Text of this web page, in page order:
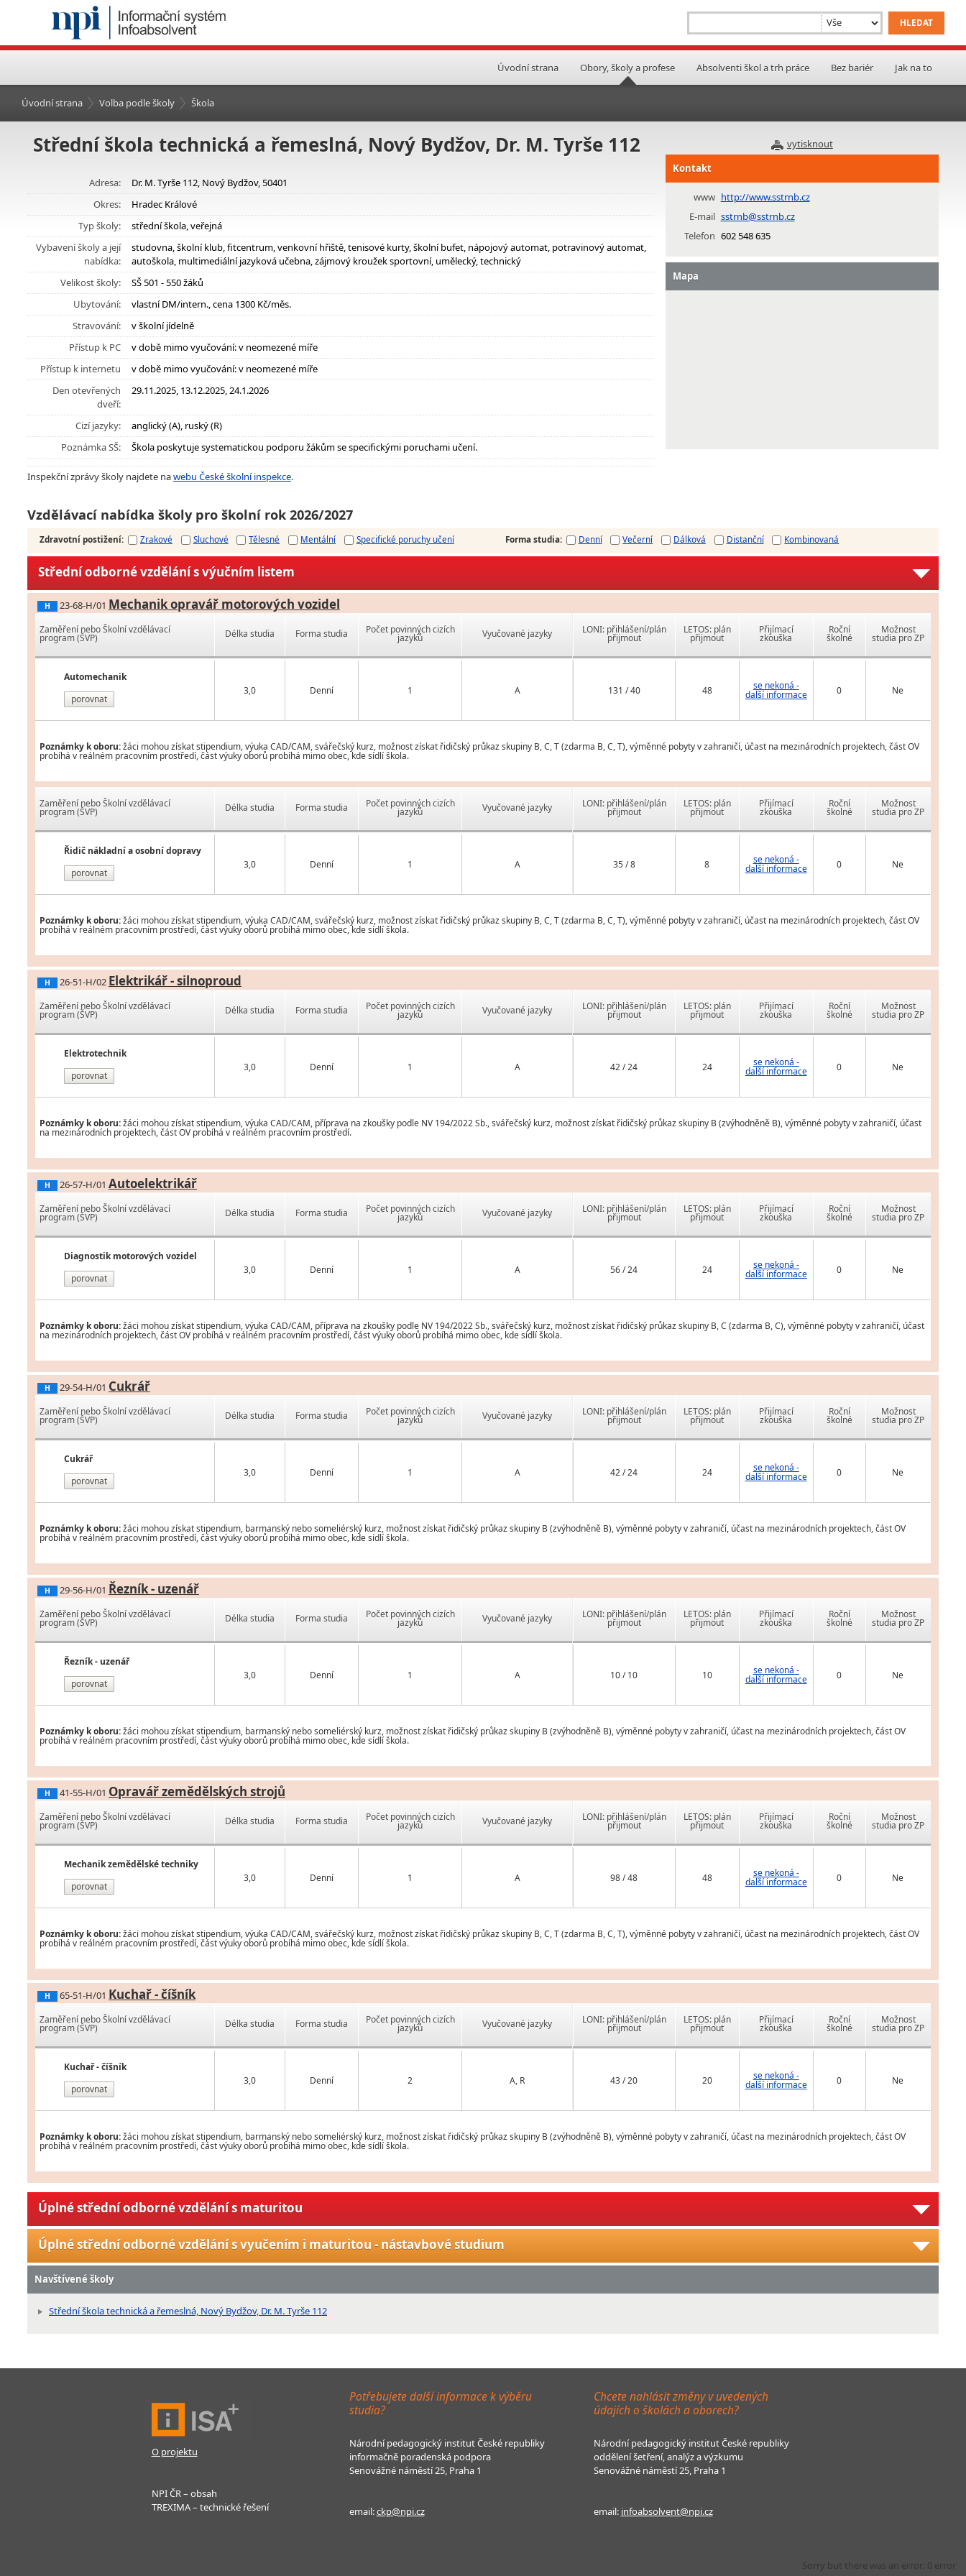
Úvodní strana Obory, školy a profese Absolventi škol a trh práce Bez bariér Jak na to
Úvodní strana Volba podle školy Škola
vytisknout
Střední škola technická a řemeslná, Nový Bydžov, Dr. M. Tyrše 112
Adresa:
Dr. M. Tyrše 112, Nový Bydžov, 50401
Okres:
Hradec Králové
Typ školy:
střední škola, veřejná
Vybavení školy a její
nabídka:
studovna, školní klub, fitcentrum, venkovní hřiště, tenisové kurty, školní bufet, nápojový automat, potravinový automat,
autoškola, multimediální jazyková učebna, zájmový kroužek sportovní, umělecký, technický
Velikost školy:
SŠ 501 - 550 žáků
Ubytování:
vlastní DM/intern., cena 1300 Kč/měs.
Stravování:
v školní jídelně
Přístup k PC
v době mimo vyučování: v neomezené míře
Přístup k internetu
v době mimo vyučování: v neomezené míře
Den otevřených
dveří:
29.11.2025, 13.12.2025, 24.1.2026
Cizí jazyky:
anglický (A), ruský (R)
Poznámka SŠ:
Škola poskytuje systematickou podporu žákům se specifickými poruchami učení.
Inspekční zprávy školy najdete nawebu České školní inspekce.
Kontakt
www http://www.sstrnb.cz
E-mail sstrnb@sstrnb.cz
Telefon 602 548 635
Mapa
Vzdělávací nabídka školy pro školní rok 2026/2027
Zdravotní postižení: Zrakové Sluchové Tělesné Mentální Specifické poruchy učení Forma studia: Denní Večerní Dálková Distanční Kombinovaná
Střední odborné vzdělání s výučním listem
H 23-68-H/01 Mechanik opravář motorových vozidel
Zaměření nebo Školní vzdělávací
program (ŠVP)
Automechanik
porovnat
Délka studia Forma studia Počet povinných cizích
jazyků Vyučované jazyky
3,0 Denní 1 A
LONI: přihlášení/plán
přijmout
LETOS: plán
přijmout
Přijímací
zkouška
Roční
školné
Možnost
studia pro ZP
131 / 40 48 se nekoná -
další informace 0 Ne
Poznámky k oboru:žáci mohou získat stipendium, výuka CAD/CAM, svářečský kurz, možnost získat řidičský průkaz skupiny B, C, T (zdarma B, C, T), výměnné pobyty v zahraničí, účast na mezinárodních projektech, část OV
probíhá v reálném pracovním prostředí, část výuky oborů probíhá mimo obec, kde sídlí škola.
Zaměření nebo Školní vzdělávací
program (ŠVP)
Řidič nákladní a osobní dopravy
porovnat
Délka studia Forma studia Počet povinných cizích
jazyků Vyučované jazyky
3,0 Denní 1 A
LONI: přihlášení/plán
přijmout
LETOS: plán
přijmout
Přijímací
zkouška
Roční
školné
Možnost
studia pro ZP
35 / 8 8 se nekoná -
další informace 0 Ne
Poznámky k oboru:žáci mohou získat stipendium, výuka CAD/CAM, svářečský kurz, možnost získat řidičský průkaz skupiny B, C, T (zdarma B, C, T), výměnné pobyty v zahraničí, účast na mezinárodních projektech, část OV
probíhá v reálném pracovním prostředí, část výuky oborů probíhá mimo obec, kde sídlí škola.
H 26-51-H/02 Elektrikář - silnoproud
Zaměření nebo Školní vzdělávací
program (ŠVP)
Elektrotechnik
porovnat
Délka studia Forma studia Počet povinných cizích
jazyků Vyučované jazyky
3,0 Denní 1 A
LONI: přihlášení/plán
přijmout
LETOS: plán
přijmout
Přijímací
zkouška
Roční
školné
Možnost
studia pro ZP
42 / 24 24 se nekoná -
další informace 0 Ne
Poznámky k oboru:žáci mohou získat stipendium, výuka CAD/CAM, příprava na zkoušky podle NV 194/2022 Sb., svářečský kurz, možnost získat řidičský průkaz skupiny B (zvýhodněně B), výměnné pobyty v zahraničí, účast
na mezinárodních projektech, část OV probíhá v reálném pracovním prostředí.
H 26-57-H/01 Autoelektrikář
Zaměření nebo Školní vzdělávací
program (ŠVP)
Diagnostik motorových vozidel
porovnat
Délka studia Forma studia Počet povinných cizích
jazyků Vyučované jazyky
3,0 Denní 1 A
LONI: přihlášení/plán
přijmout
LETOS: plán
přijmout
Přijímací
zkouška
Roční
školné
Možnost
studia pro ZP
56 / 24 24 se nekoná -
další informace 0 Ne
Poznámky k oboru:žáci mohou získat stipendium, výuka CAD/CAM, příprava na zkoušky podle NV 194/2022 Sb., svářečský kurz, možnost získat řidičský průkaz skupiny B, C (zdarma B, C), výměnné pobyty v zahraničí, účast
na mezinárodních projektech, část OV probíhá v reálném pracovním prostředí, část výuky oborů probíhá mimo obec, kde sídlí škola.
H 29-54-H/01 Cukrář
Zaměření nebo Školní vzdělávací
program (ŠVP)
Cukrář
porovnat
Délka studia Forma studia Počet povinných cizích
jazyků Vyučované jazyky
3,0 Denní 1 A
LONI: přihlášení/plán
přijmout
LETOS: plán
přijmout
Přijímací
zkouška
Roční
školné
Možnost
studia pro ZP
42 / 24 24 se nekoná -
další informace 0 Ne
Poznámky k oboru:žáci mohou získat stipendium, barmanský nebo someliérský kurz, možnost získat řidičský průkaz skupiny B (zvýhodněně B), výměnné pobyty v zahraničí, účast na mezinárodních projektech, část OV
probíhá v reálném pracovním prostředí, část výuky oborů probíhá mimo obec, kde sídlí škola.
H 29-56-H/01 Řezník - uzenář
Zaměření nebo Školní vzdělávací
program (ŠVP)
Řezník - uzenář
porovnat
Délka studia Forma studia Počet povinných cizích
jazyků Vyučované jazyky
3,0 Denní 1 A
LONI: přihlášení/plán
přijmout
LETOS: plán
přijmout
Přijímací
zkouška
Roční
školné
Možnost
studia pro ZP
10 / 10 10 se nekoná -
další informace 0 Ne
Poznámky k oboru:žáci mohou získat stipendium, barmanský nebo someliérský kurz, možnost získat řidičský průkaz skupiny B (zvýhodněně B), výměnné pobyty v zahraničí, účast na mezinárodních projektech, část OV
probíhá v reálném pracovním prostředí, část výuky oborů probíhá mimo obec, kde sídlí škola.
H 41-55-H/01 Opravář zemědělských strojů
Zaměření nebo Školní vzdělávací
program (ŠVP)
Mechanik zemědělské techniky
porovnat
Délka studia Forma studia Počet povinných cizích
jazyků Vyučované jazyky
3,0 Denní 1 A
LONI: přihlášení/plán
přijmout
LETOS: plán
přijmout
Přijímací
zkouška
Roční
školné
Možnost
studia pro ZP
98 / 48 48 se nekoná -
další informace 0 Ne
Poznámky k oboru:žáci mohou získat stipendium, výuka CAD/CAM, svářečský kurz, možnost získat řidičský průkaz skupiny B, C, T (zdarma B, C, T), výměnné pobyty v zahraničí, účast na mezinárodních projektech, část OV
probíhá v reálném pracovním prostředí, část výuky oborů probíhá mimo obec, kde sídlí škola.
H 65-51-H/01 Kuchař - číšník
Zaměření nebo Školní vzdělávací
program (ŠVP)
Kuchař - číšník
porovnat
Délka studia Forma studia Počet povinných cizích
jazyků Vyučované jazyky
3,0 Denní 2 A, R
LONI: přihlášení/plán
přijmout
LETOS: plán
přijmout
Přijímací
zkouška
Roční
školné
Možnost
studia pro ZP
43 / 20 20 se nekoná -
další informace 0 Ne
Poznámky k oboru:žáci mohou získat stipendium, barmanský nebo someliérský kurz, možnost získat řidičský průkaz skupiny B (zvýhodněně B), výměnné pobyty v zahraničí, účast na mezinárodních projektech, část OV
probíhá v reálném pracovním prostředí, část výuky oborů probíhá mimo obec, kde sídlí škola.
Úplné střední odborné vzdělání s maturitou
Úplné střední odborné vzdělání s vyučením i maturitou - nástavbové studium
Navštívené školy
Střední škola technická a řemeslná, Nový Bydžov, Dr. M. Tyrše 112
Sorry but there was an error: 0 error
O projektu
NPI ČR – obsah
TREXIMA – technické řešení
Potřebujete další informace k výběru
studia?
Národní pedagogický institut České republiky
informačně poradenská podpora
Senovážné náměstí 25, Praha 1
email:ckp@npi.cz
Chcete nahlásit změny v uvedených
údajích o školách a oborech?
Národní pedagogický institut České republiky
oddělení šetření, analýz a výzkumu
Senovážné náměstí 25, Praha 1
email: infoabsolvent@npi.cz